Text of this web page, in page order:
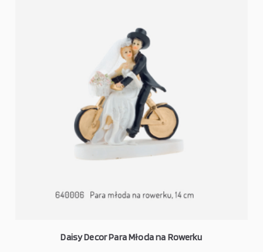
Daisy Decor Para Młoda na Rowerku